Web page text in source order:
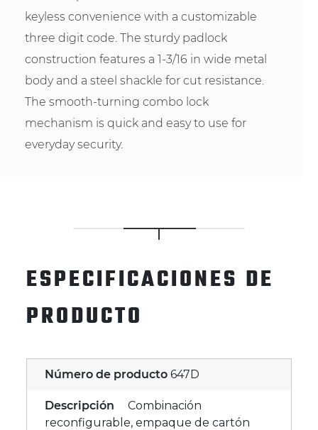
keyless convenience with a customizable
three digit code. The sturdy padlock
construction features a 1-3/16 in wide metal
body and a steel shackle for cut resistance.
The smooth-turning combo lock
mechanism is quick and easy to use for
everyday security.
ESPECIFICACIONES DE
PRODUCTO
Número de producto 647D
Descripción
Combinación
reconfigurable, empaque de cartón